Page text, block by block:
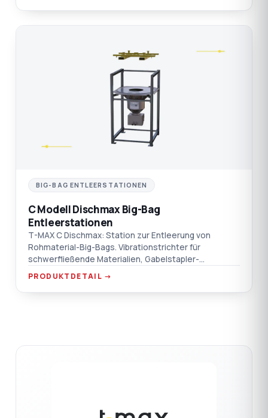
C
BIG-BAG ENTLEERSTATIONEN
C Modell Dischmax Big-Bag
Entleerstationen
T-MAX C Dischmax: Station zur Entleerung von
Rohmaterial-Big-Bags. Vibrationstrichter für
schwerfließende Materialien, Gabelstapler-
Handlingpunkte, Saugkasten-Flanschanschluss.
PRODUKTDETAIL →